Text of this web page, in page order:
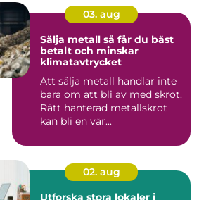
03. aug
Sälja metall så får du bäst
betalt och minskar
klimatavtrycket
Att sälja metall handlar inte
bara om att bli av med skrot.
Rätt hanterad metallskrot
kan bli en vär...
02. aug
Utforska stora lokaler i